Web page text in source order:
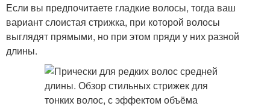
Если вы предпочитаете гладкие волосы, тогда ваш
вариант слоистая стрижка, при которой волосы
выглядят прямыми, но при этом пряди у них разной
длины.